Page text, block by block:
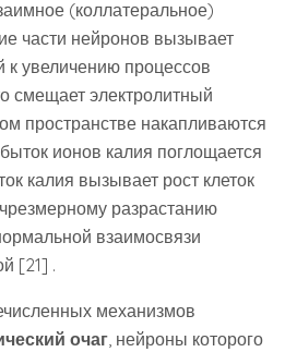
(коллатеральное)
части нейронов вызывает
увеличению процессов
смещает электролитный
пространстве накапливаются
ионов калия поглощается
калия вызывает рост клеток
разрастанию
взаимосвязи
[21] .
механизмов
очаг, нейроны которого